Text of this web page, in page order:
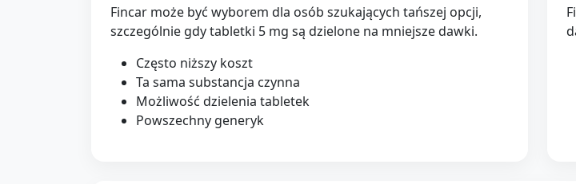
Fincar może być wyborem dla osób szukających tańszej opcji,
szczególnie gdy tabletki 5 mg są dzielone na mniejsze dawki.
Często niższy koszt
Ta sama substancja czynna
Możliwość dzielenia tabletek
Powszechny generyk